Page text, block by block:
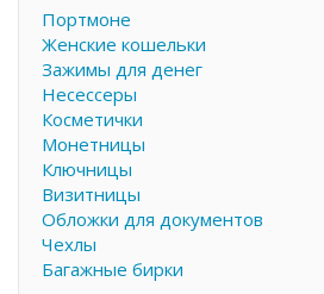
Портмоне
Женские кошельки
Зажимы для денег
Несессеры
Косметички
Монетницы
Ключницы
Визитницы
Обложки для документов
Чехлы
Багажные бирки